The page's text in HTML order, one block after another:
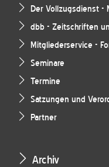
Der Vollzugsdienst
dbb - Zeitschriften
Mitgliederservice -
Seminare
Termine
Satzungen und
Partner
Archiv